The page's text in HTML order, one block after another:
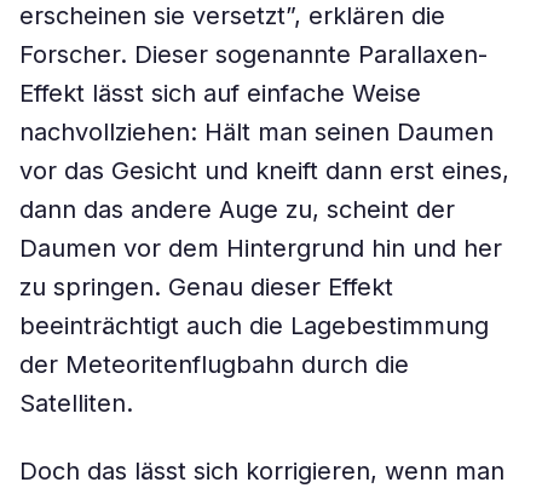
erscheinen sie versetzt”, erklären die
Forscher. Dieser sogenannte Parallaxen-
Effekt lässt sich auf einfache Weise
nachvollziehen: Hält man seinen Daumen
vor das Gesicht und kneift dann erst eines,
dann das andere Auge zu, scheint der
Daumen vor dem Hintergrund hin und her
zu springen. Genau dieser Effekt
beeinträchtigt auch die Lagebestimmung
der Meteoritenflugbahn durch die
Satelliten.
Doch das lässt sich korrigieren, wenn man